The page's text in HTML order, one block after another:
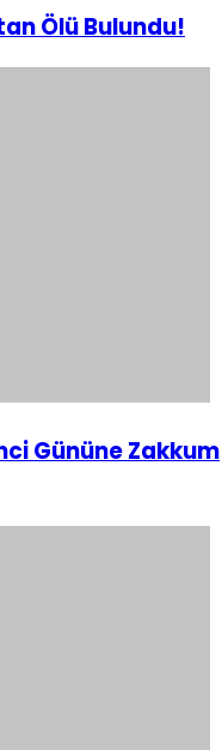
Ölü Bulundu!
Gününe Zakkum